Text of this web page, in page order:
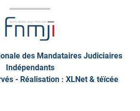
des Mandataires Judiciaires
Indépendants
- Réalisation : XLNet & téïcée